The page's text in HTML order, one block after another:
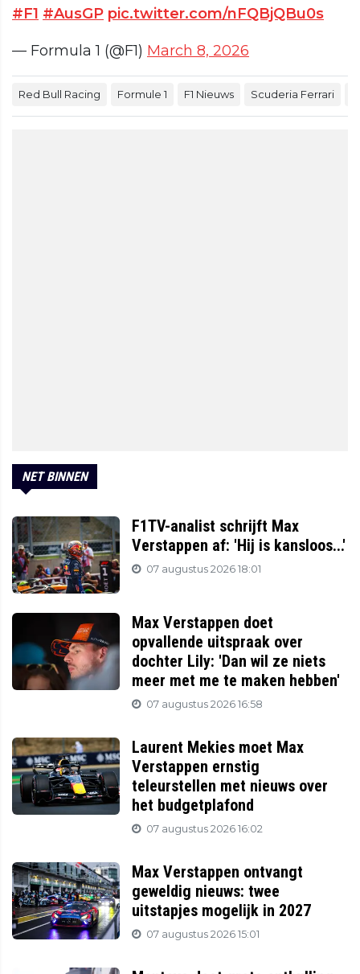
#F1 #AusGP pic.twitter.com/nFQBjQBu0s
— Formula 1 (@F1) March 8, 2026
Red Bull Racing Formule 1 F1 Nieuws Scuderia Ferrari
NET BINNEN
F1TV-analist schrijft Max
Verstappen af: 'Hij is kansloos...'
07 augustus 2026 18:01
Max Verstappen doet
opvallende uitspraak over
dochter Lily: 'Dan wil ze niets
meer met me te maken hebben'
07 augustus 2026 16:58
Laurent Mekies moet Max
Verstappen ernstig
teleurstellen met nieuws over
het budgetplafond
07 augustus 2026 16:02
Max Verstappen ontvangt
geweldig nieuws: twee
uitstapjes mogelijk in 2027
07 augustus 2026 15:01